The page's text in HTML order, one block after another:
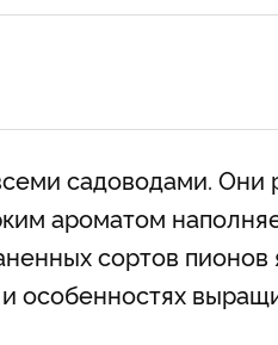
садоводами. Они
ароматом
сортов
особенностях